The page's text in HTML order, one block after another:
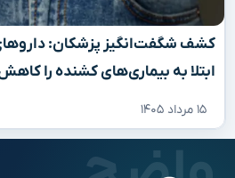
کشف شگفت‌انگیز پزشکان:
ابتلا به بیماری‌های کشنده را
۱۵ مرداد ۱۴۰۵